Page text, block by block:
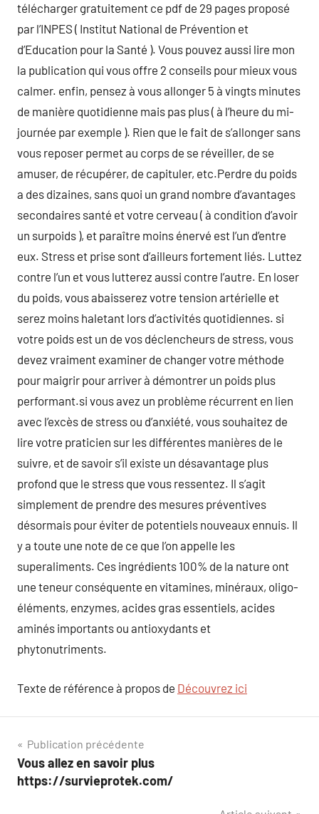
télécharger gratuitement ce pdf de 29 pages proposé
par l’INPES ( Institut National de Prévention et
d’Education pour la Santé ). Vous pouvez aussi lire mon
la publication qui vous offre 2 conseils pour mieux vous
calmer. enfin, pensez à vous allonger 5 à vingts minutes
de manière quotidienne mais pas plus ( à l’heure du mi-
journée par exemple ). Rien que le fait de s’allonger sans
vous reposer permet au corps de se réveiller, de se
amuser, de récupérer, de capituler, etc.Perdre du poids
a des dizaines, sans quoi un grand nombre d’avantages
secondaires santé et votre cerveau ( à condition d’avoir
un surpoids ), et paraître moins énervé est l’un d’entre
eux. Stress et prise sont d’ailleurs fortement liés. Luttez
contre l’un et vous lutterez aussi contre l’autre. En loser
du poids, vous abaisserez votre tension artérielle et
serez moins haletant lors d’activités quotidiennes. si
votre poids est un de vos déclencheurs de stress, vous
devez vraiment examiner de changer votre méthode
pour maigrir pour arriver à démontrer un poids plus
performant.si vous avez un problème récurrent en lien
avec l’excès de stress ou d’anxiété, vous souhaitez de
lire votre praticien sur les différentes manières de le
suivre, et de savoir s’il existe un désavantage plus
profond que le stress que vous ressentez. Il s’agit
simplement de prendre des mesures préventives
désormais pour éviter de potentiels nouveaux ennuis. Il
y a toute une note de ce que l’on appelle les
superaliments. Ces ingrédients 100% de la nature ont
une teneur conséquente en vitamines, minéraux, oligo-
éléments, enzymes, acides gras essentiels, acides
aminés importants ou antioxydants et
phytonutriments.
Texte de référence à propos de Découvrez ici
Navigation
de
Publication précédente
Vous allez en savoir plus
https://survieprotek.com/